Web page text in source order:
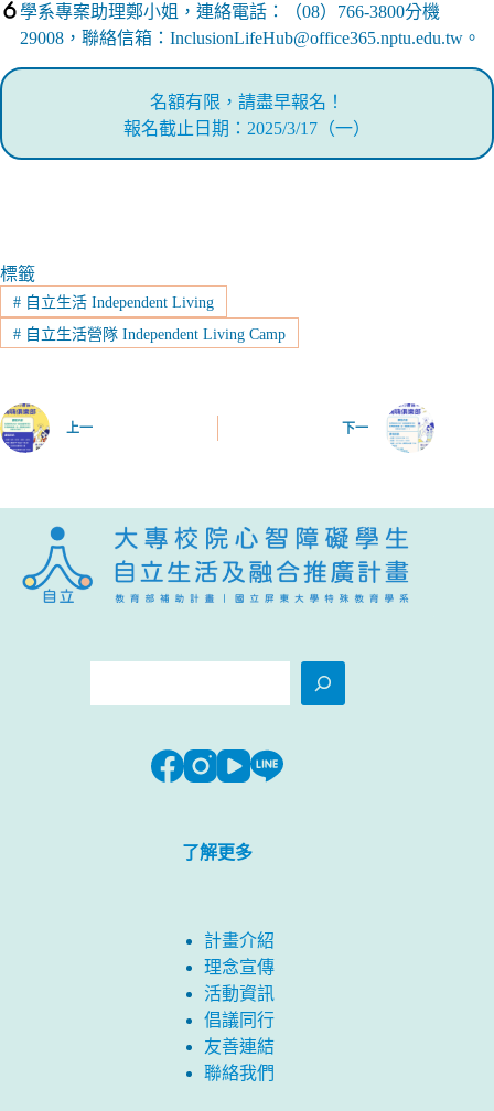
學系專案助理鄭小姐，連絡電話：（08）766-3800分機
29008，聯絡信箱：InclusionLifeHub@office365.nptu.edu.tw。
名額有限，請盡早報名！
報名截止日期：2025/3/17（一）
標籤
#自立生活 Independent Living
#自立生活營隊 Independent Living Camp
上一 下一
了解更多
計畫介紹
理念宣傳
活動資訊
倡議同行
友善連結
聯絡我們